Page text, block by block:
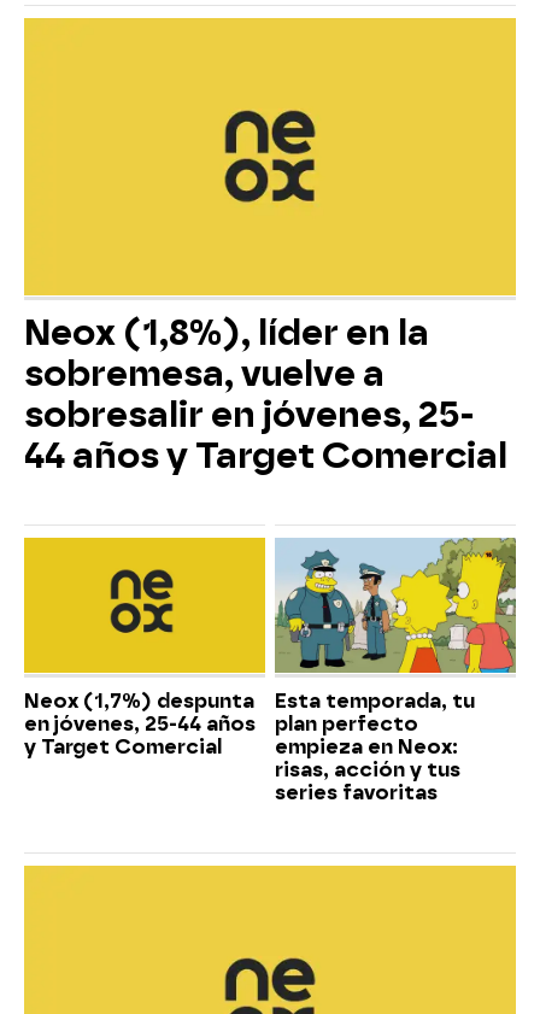
Neox (1,8%), líder en la
sobremesa, vuelve a
sobresalir en jóvenes, 25-
44 años y Target Comercial
Neox (1,7%) despunta
en jóvenes, 25-44 años
y Target Comercial
Esta temporada, tu
plan perfecto
empieza en Neox:
risas, acción y tus
series favoritas